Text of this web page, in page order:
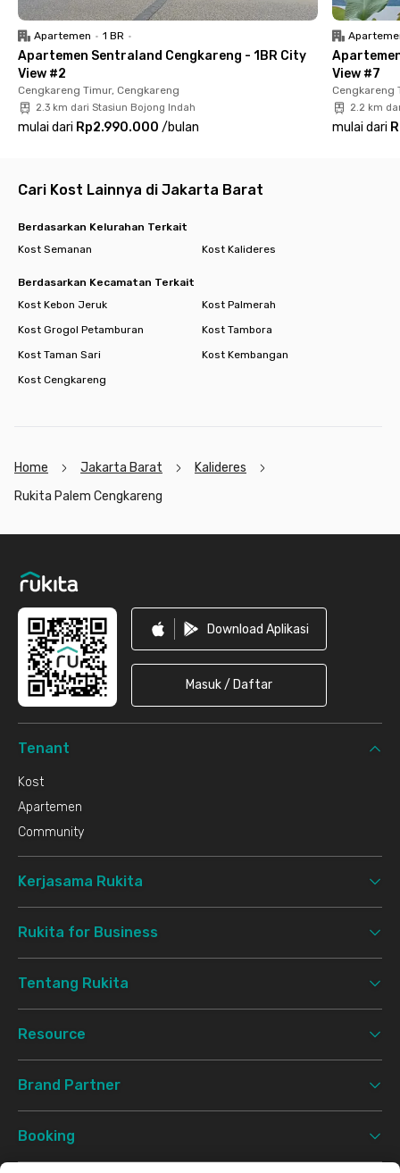
✨ Booking sekarang sebelum kehabisan kamar! ✨
Apartemen • 1 BR •
Apartemen Sentraland Cengkareng - 1BR City
View #2
Cengkareng Timur, Cengkareng
2.3 km dari Stasiun Bojong Indah
mulai dari Rp2.990.000 /bulan
View #7
Cengkareng
2.2 km
mulai dari
Cari Kost Lainnya di Jakarta Barat
Berdasarkan Kelurahan Terkait
Kost Semanan
Kost Kalideres
Berdasarkan Kecamatan Terkait
Kost Kebon Jeruk
Kost Palmerah
Kost Grogol Petamburan
Kost Tambora
Kost Taman Sari
Kost Kembangan
Kost Cengkareng
Home Jakarta Barat
Kalideres
Rukita Palem Cengkareng
Download Aplikasi
Masuk / Daftar
Tenant
Kost
Apartemen
Community
Kerjasama Rukita
Rukita for Business
Tentang Rukita
Resource
Brand Partner
Booking